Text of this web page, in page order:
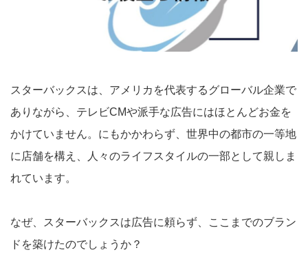
スターバックスは、アメリカを代表するグローバル企業で
ありながら、テレビCMや派手な広告にはほとんどお金を
かけていません。にもかかわらず、世界中の都市の一等地
に店舗を構え、人々のライフスタイルの一部として親しま
れています。
なぜ、スターバックスは広告に頼らず、ここまでのブラン
ドを築けたのでしょうか？